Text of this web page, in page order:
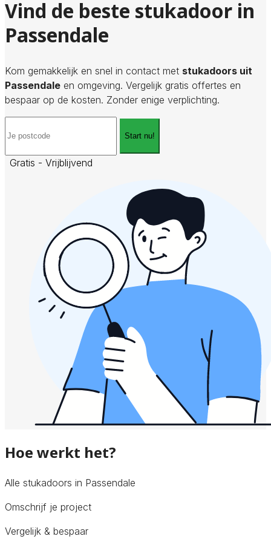
Vind de beste stukadoor in
Passendale
Kom gemakkelijk en snel in contact met stukadoors uit
Passendale en omgeving. Vergelijk gratis offertes en
bespaar op de kosten. Zonder enige verplichting.
Start nu!
Gratis - Vrijblijvend
Hoe werkt het?
Alle stukadoors in Passendale
Omschrijf je project
Vergelijk & bespaar